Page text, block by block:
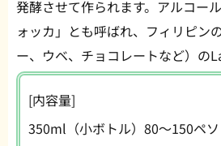
発酵させて作られます。アルコー
ォッカ」とも呼ばれ、フィリピン
ー、ウベ、チョコレートなど）の
[内容量]
350ml（小ボトル）80〜150ペソ